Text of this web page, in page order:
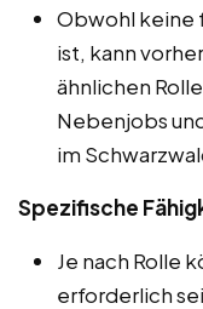
Obwohl keine
ist, kann
ähnlichen
Nebenjobs
im
Spezifische
Je nach Rolle
erforderlich